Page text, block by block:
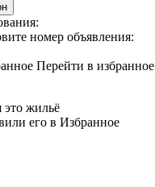
номер объявления:
Перейти в избранное
это жильё
его в Избранное